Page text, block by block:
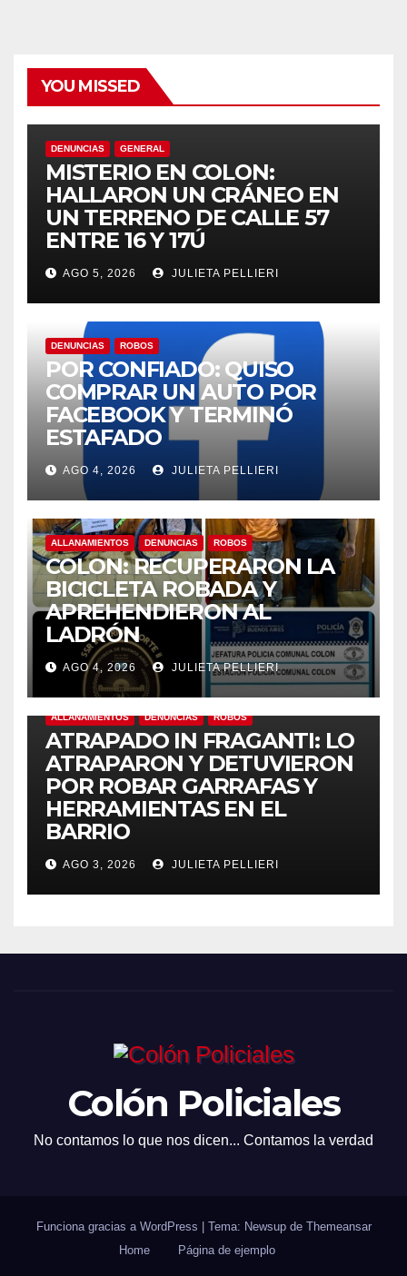
YOU MISSED
DENUNCIAS GENERAL
MISTERIO EN COLON:
HALLARON UN CRÁNEO EN
UN TERRENO DE CALLE 57
ENTRE 16 Y 17Ú
AGO 5, 2026 JULIETA PELLIERI
DENUNCIAS ROBOS
POR CONFIADO: QUISO
COMPRAR UN AUTO POR
FACEBOOK Y TERMINÓ
ESTAFADO
AGO 4, 2026 JULIETA PELLIERI
ALLANAMIENTOS DENUNCIAS ROBOS
COLON: RECUPERARON LA
BICICLETA ROBADA Y
APREHENDIERON AL
LADRÓN
AGO 4, 2026 JULIETA PELLIERI
ALLANAMIENTOS DENUNCIAS ROBOS
ATRAPADO IN FRAGANTI: LO
ATRAPARON Y DETUVIERON
POR ROBAR GARRAFAS Y
HERRAMIENTAS EN EL
BARRIO
AGO 3, 2026 JULIETA PELLIERI
Colón Policiales
No contamos lo que nos dicen... Contamos la verdad
Funciona gracias a WordPress Tema: Newsup de Themeansar
Home
Página de ejemplo